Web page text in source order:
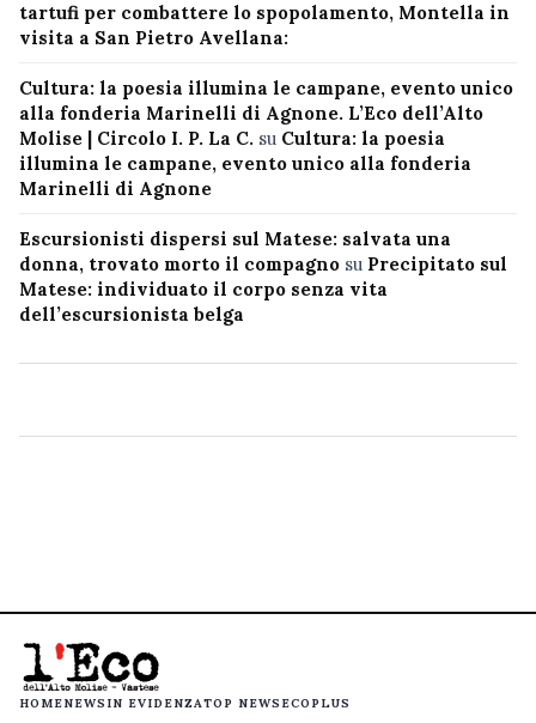
tartufi per combattere lo spopolamento, Montella in
visita a San Pietro Avellana:
Cultura: la poesia illumina le campane, evento unico
alla fonderia Marinelli di Agnone. L’Eco dell’Alto
Molise | Circolo I. P. La C. su Cultura: la poesia
illumina le campane, evento unico alla fonderia
Marinelli di Agnone
Escursionisti dispersi sul Matese: salvata una
donna, trovato morto il compagno su Precipitato sul
Matese: individuato il corpo senza vita
dell’escursionista belga
HOMENEWS IN EVIDENZATOP NEWS ECOPLUS